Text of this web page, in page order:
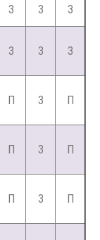
З З
З
З З З
П З П
П З П
П З П